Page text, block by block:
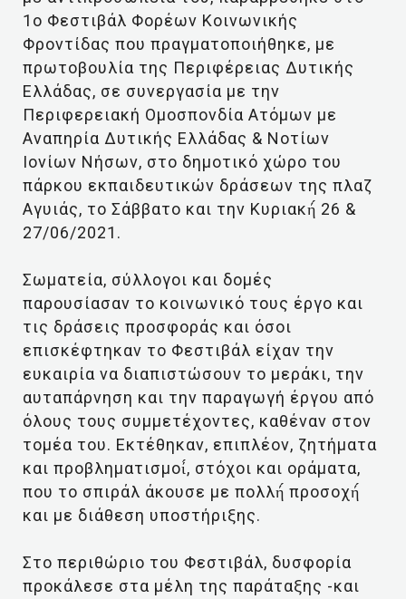
1ο Φεστιβάλ Φορέων Κοινωνικής
Φροντίδας που πραγματοποιήθηκε, με
πρωτοβουλία της Περιφέρειας Δυτικής
Ελλάδας, σε συνεργασία με την
Περιφερειακή Ομοσπονδία Ατόμων με
Αναπηρία Δυτικής Ελλάδας & Νοτίων
Ιονίων Νήσων, στο δημοτικό χώρο του
πάρκου εκπαιδευτικών δράσεων της πλαζ
Αγυιάς, το Σάββατο και την Κυριακή́ 26 &
27/06/2021.
Σωματεία, σύλλογοι και δομές
παρουσίασαν το κοινωνικό τους έργο και
τις δράσεις προσφοράς και όσοι
επισκέφτηκαν το Φεστιβάλ είχαν την
ευκαιρία να διαπιστώσουν το μεράκι, την
αυταπάρνηση και την παραγωγή έργου από
όλους τους συμμετέχοντες, καθέναν στον
τομέα του. Εκτέθηκαν, επιπλέον, ζητήματα
και προβληματισμοί́, στόχοι και οράματα,
που το σπιράλ άκουσε με πολλή́ προσοχή́
και με διάθεση υποστήριξης.
Στο περιθώριο του Φεστιβάλ, δυσφορία
προκάλεσε στα μέλη της παράταξης -και